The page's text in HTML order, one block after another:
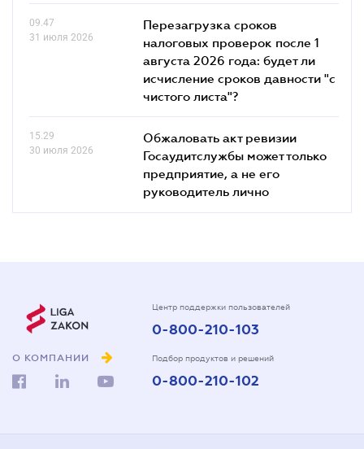
09.47
31 июля 2026
Перезагрузка сроков
налоговых проверок после 1
августа 2026 года: будет ли
исчисление сроков давности "с
чистого листа"?
15.29
30 июля 2026
Обжаловать акт ревизии
Госаудитслужбы может только
предприятие, а не его
руководитель лично
О КОМПАНИИ
Центр поддержки пользователей
0-800-210-103
Подбор продуктов и решений
0-800-210-102